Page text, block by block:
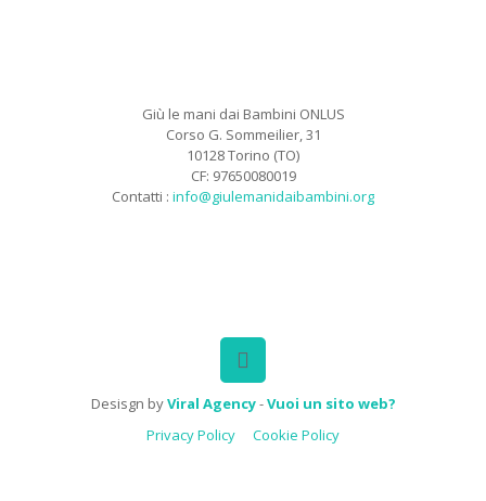
Giù le mani dai Bambini ONLUS
Corso G. Sommeilier, 31
10128 Torino (TO)
CF: 97650080019
Contatti : info@giulemanidaibambini.org
Desisgn byViral Agency-Vuoi un sito web?
Privacy Policy
Cookie Policy